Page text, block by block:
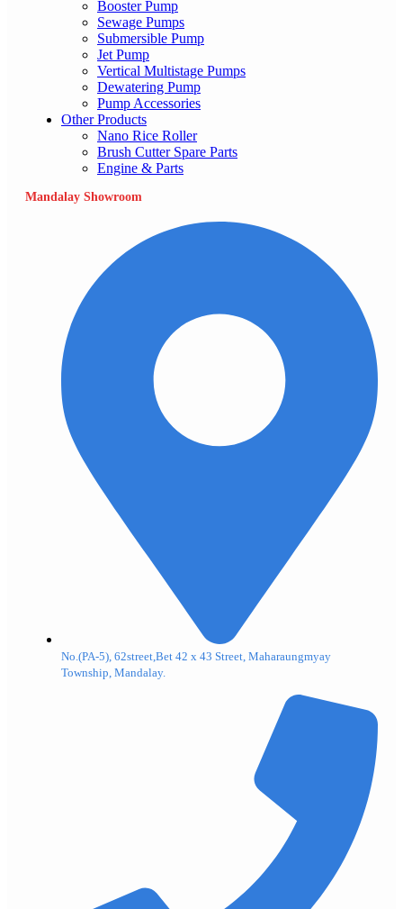
Booster Pump
Sewage Pumps
Submersible Pump
Jet Pump
Vertical Multistage Pumps
Dewatering Pump
Pump Accessories
Other Products
Nano Rice Roller
Brush Cutter Spare Parts
Engine & Parts
Mandalay Showroom
No.(PA-5), 62street,Bet 42 x 43 Street, Maharaungmyay
Township, Mandalay.